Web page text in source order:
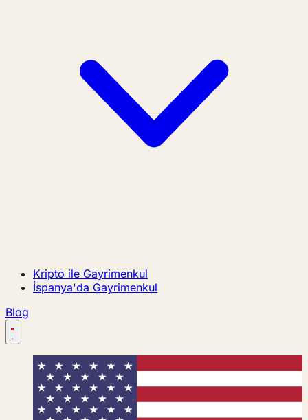
Kripto ile Gayrimenkul
İspanya'da Gayrimenkul
Blog